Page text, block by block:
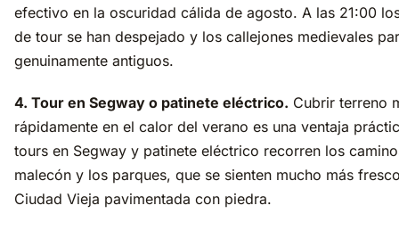
efectivo en la oscuridad cálida de agosto. A las 21:00
de tour se han despejado y los callejones medievales
genuinamente antiguos.
4. Tour en Segway o patinete eléctrico. Cubrir terreno
rápidamente en el calor del verano es una ventaja
tours en Segway y patinete eléctrico recorren los
malecón y los parques, que se sienten mucho más
Ciudad Vieja pavimentada con piedra.